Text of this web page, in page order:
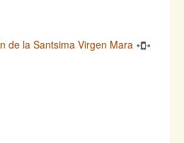
de la Santsima Virgen Mara